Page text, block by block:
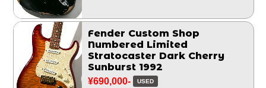
Fender Custom Shop
Numbered Limited
Stratocaster Dark Cherry
Sunburst 1992
¥690,000- USED